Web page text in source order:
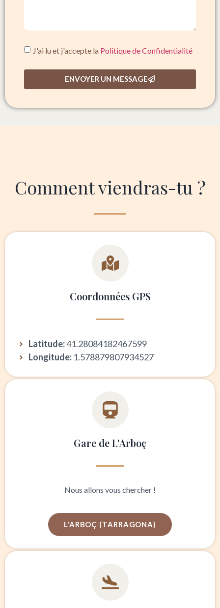
J'ai lu et j'accepte la Politique de Confidentialité
ENVOYER UN MESSAGE
Comment viendras-tu ?
Coordonnées GPS
Latitude:41.28084182467599
Longitude: 1.578879807934527
Gare de L'Arboç
Nous allons vous chercher !
L'ARBOÇ (TARRAGONA)